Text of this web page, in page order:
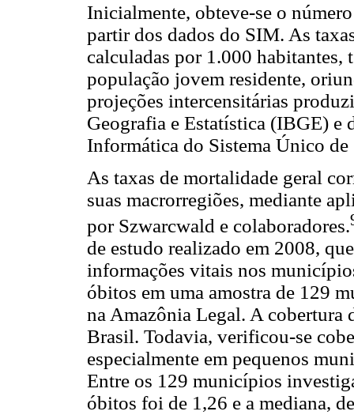
Inicialmente, obteve-se o
partir dos dados do SIM. As
calculadas por 1.000
população jovem residente,
projeções intercensitárias
Geografia e Estatística (IBGE) e
Informática do Sistema Único de
As taxas de mortalidade geral
suas macrorregiões, mediante
por Szwarcwald e colaboradores.
de estudo realizado em 2008,
informações vitais nos
óbitos em uma amostra de 129
na Amazônia Legal. A cobertura
Brasil. Todavia, verificou-se
especialmente em pequenos
Entre os 129 municípios
óbitos foi de 1,26 e a mediana,